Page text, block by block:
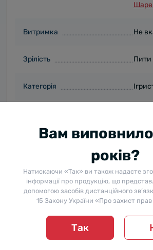
Витримка Не
Зрілість Пити
Категорія
Смак
Вам
років?
Натискаючи «Так» ви також надаєте
інформації про продукцію, що
допомогою засобів дистанційного
15 Закону України «Про захист
Так